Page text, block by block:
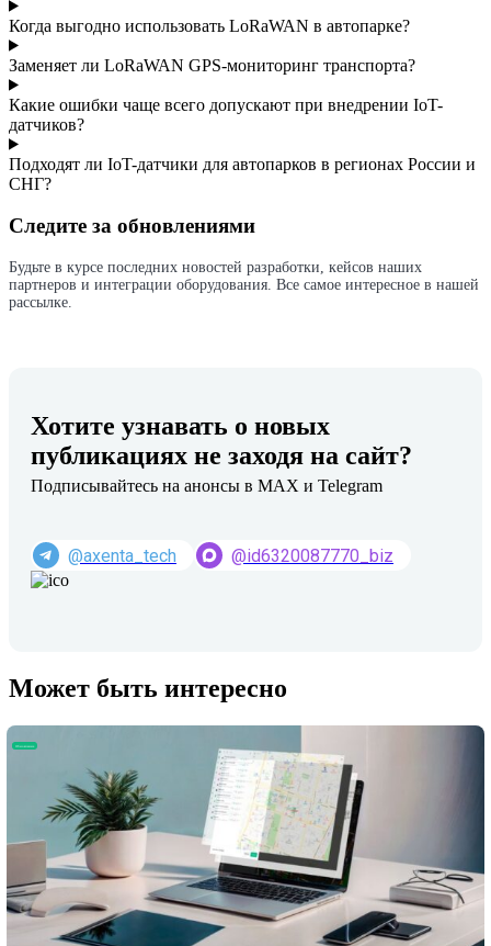
Когда выгодно использовать LoRaWAN в автопарке?
Заменяет ли LoRaWAN GPS-мониторинг транспорта?
Какие ошибки чаще всего допускают при внедрении IoT-
датчиков?
Подходят ли IoT-датчики для автопарков в регионах России и
СНГ?
Следите за обновлениями
Будьте в курсе последних новостей разработки, кейсов наших
партнеров и интеграции оборудования. Все самое интересное в нашей
рассылке.
Хотите узнавать о новых
публикациях не заходя на сайт?
Подписывайтесь на анонсы в MAX и Telegram
@axenta_tech @id6320087770_biz
Может быть интересно
Обновление